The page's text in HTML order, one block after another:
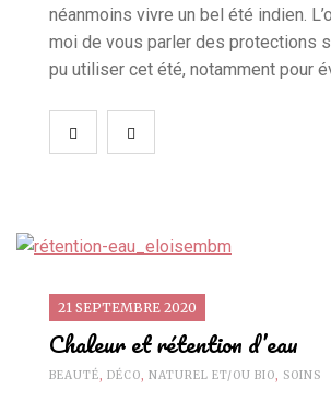
néanmoins vivre un bel été indien.
moi de vous parler des protections
pu utiliser cet été, notamment pour
21 SEPTEMBRE 2020
Chaleur et rétention d’eau
BEAUTÉ, DÉCO, NATUREL ET/OU BIO, SOINS